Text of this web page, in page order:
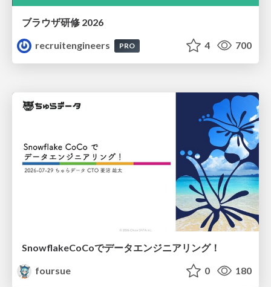
ブラウザ研修 2026
recruitengineers
PRO 4 700
SnowflakeCoCoでデータエンジニアリング！
foursue
0 180